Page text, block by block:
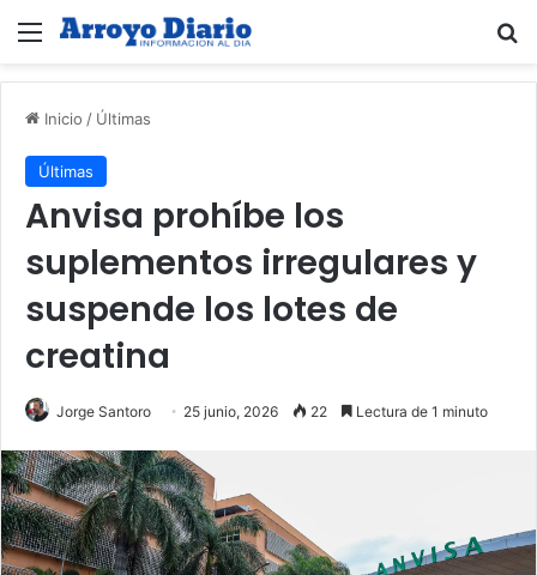
Menú
Inicio / Últimas
Últimas
Anvisa prohíbe los
suplementos irregulares y
suspende los lotes de
creatina
Jorge Santoro 25 junio, 2026 22 Lectura de 1 minuto